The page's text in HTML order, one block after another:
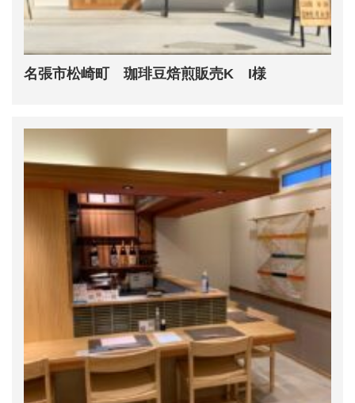
名張市松崎町 珈琲豆焙煎販売K I様